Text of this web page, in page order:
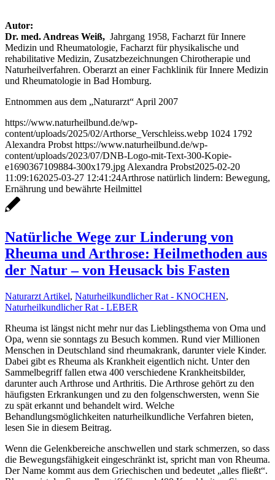
Autor:
Dr. med. Andreas Weiß, Jahrgang 1958, Facharzt für Innere
Medizin und Rheumatologie, Facharzt für physikalische und
rehabilitative Medizin, Zusatzbezeichnungen Chirotherapie und
Naturheilverfahren. Oberarzt an einer Fachklinik für Innere Medizin
und Rheumatologie in Bad Homburg.
Entnommen aus dem „Naturarzt“ April 2007
https://www.naturheilbund.de/wp-
content/uploads/2025/02/Arthorse_Verschleiss.webp 1024 1792
Alexandra Probst https://www.naturheilbund.de/wp-
content/uploads/2023/07/DNB-Logo-mit-Text-300-Kopie-
e1690367109884-300x179.jpg Alexandra Probst2025-02-20
11:09:162025-03-27 12:41:24Arthrose natürlich lindern: Bewegung,
Ernährung und bewährte Heilmittel
Natürliche Wege zur Linderung von
Rheuma und Arthrose: Heilmethoden aus
der Natur – von Heusack bis Fasten
Naturarzt Artikel, Naturheilkundlicher Rat - KNOCHEN,
Naturheilkundlicher Rat - LEBER
Rheuma ist längst nicht mehr nur das Lieblingsthema von Oma und
Opa, wenn sie sonntags zu Besuch kommen. Rund vier Millionen
Menschen in Deutschland sind rheumakrank, darunter viele Kinder.
Dabei gibt es Rheuma als Krankheit eigentlich nicht. Unter den
Sammelbegriff fallen etwa 400 verschiedene Krankheitsbilder,
darunter auch Arthrose und Arthritis. Die Arthrose gehört zu den
häufigsten Erkrankungen und zu den folgenschwersten, wenn Sie
zu spät erkannt und behandelt wird. Welche
Behandlungsmöglichkeiten naturheilkundliche Verfahren bieten,
lesen Sie in diesem Beitrag.
Wenn die Gelenkbereiche anschwellen und stark schmerzen, so dass
die Bewegungsfähigkeit eingeschränkt ist, spricht man von Rheuma.
Der Name kommt aus dem Griechischen und bedeutet „alles fließt“.